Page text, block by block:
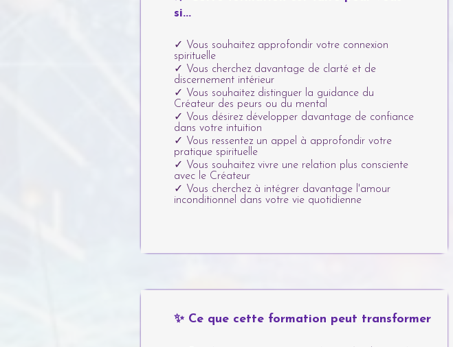
si...
✓ Vous souhaitez approfondir votre connexion
spirituelle
✓ Vous cherchez davantage de clarté et de
discernement intérieur
✓ Vous souhaitez distinguer la guidance du
Créateur des peurs ou du mental
✓ Vous désirez développer davantage de confiance
dans votre intuition
✓ Vous ressentez un appel à approfondir votre
pratique spirituelle
✓ Vous souhaitez vivre une relation plus consciente
avec le Créateur
✓ Vous cherchez à intégrer davantage l'amour
inconditionnel dans votre vie quotidienne
✨ Ce que cette formation peut transformer